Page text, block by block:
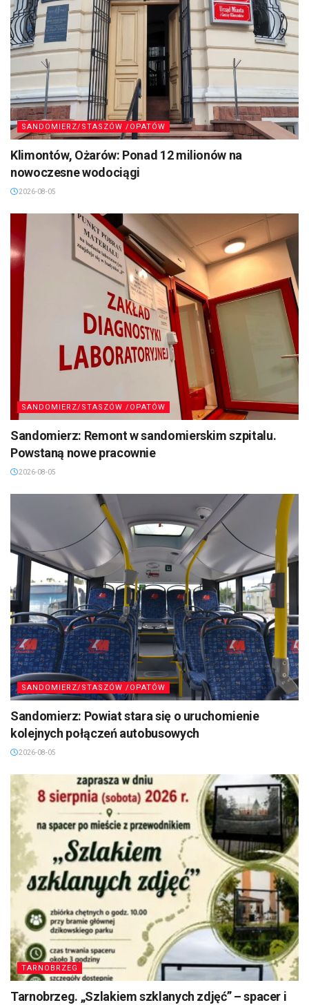
SANDOMIERZ/STASZÓW /OPATÓW
Klimontów, Ożarów: Ponad 12 milionów na
nowoczesne wodociągi
2026-08-05
SANDOMIERZ/STASZÓW /OPATÓW
Sandomierz: Remont w sandomierskim szpitalu.
Powstaną nowe pracownie
2026-08-05
SANDOMIERZ/STASZÓW /OPATÓW
Sandomierz: Powiat stara się o uruchomienie
kolejnych połączeń autobusowych
2026-08-05
TARNOBRZEG
Tarnobrzeg. „Szlakiem szklanych zdjęć” – spacer i